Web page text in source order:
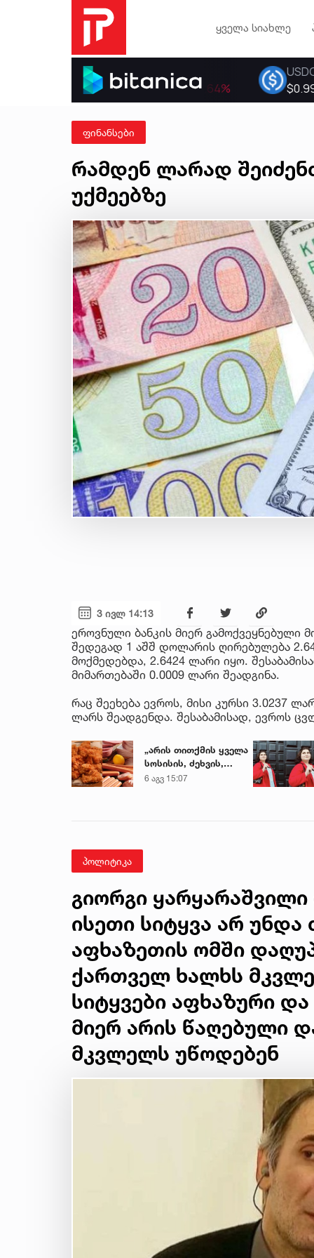
ყველა სიახლე
ფინანსები
რამდენ ლარად
უქმეებზე
3 ივლ 14:13
ეროვნული ბანკის მიერ გამოქვეყნებული
შედეგად 1 აშშ დოლარის ღირებულება
მოქმედებდა, 2.6424 ლარი იყო.
მიმართებაში 0.0009 ლარი შეადგინა.
რაც შეეხება ევროს, მისი კურსი 3.0237
ლარს შეადგენდა. შესაბამისად, ევროს
„არის თითქმის ყველა
სოსისის, ძეხვის,
ქათმის „ნაგეთსებსა“
6 აგვ 15:07
პოლიტიკა
გიორგი ყარყარაშვილი
ისეთი სიტყვა არ
აფხაზეთის ომში
ქართველ ხალხს
სიტყვები აფხაზური
მიერ არის წაღებული
მკვლელს უწოდებენ